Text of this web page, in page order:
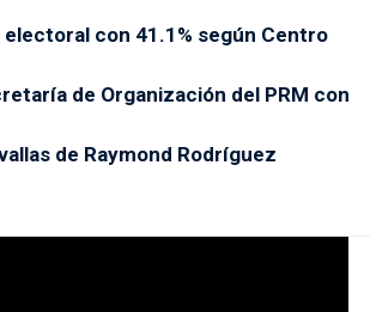
con 41.1% según Centro
de Organización del PRM con
de Raymond Rodríguez